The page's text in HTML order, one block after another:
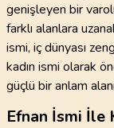
genişleyen bir
farklı alanlara
ismi, iç dünyası
kadın ismi olarak
güçlü bir anlam
Efnan İsmi İle